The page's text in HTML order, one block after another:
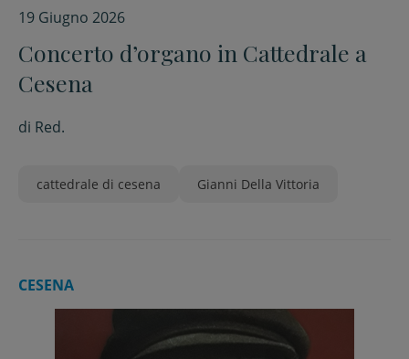
19 Giugno 2026
Concerto d’organo in Cattedrale a
Cesena
di Red.
cattedrale di cesena Gianni Della Vittoria
CESENA